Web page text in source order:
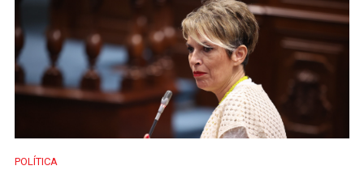
POLÍTICA